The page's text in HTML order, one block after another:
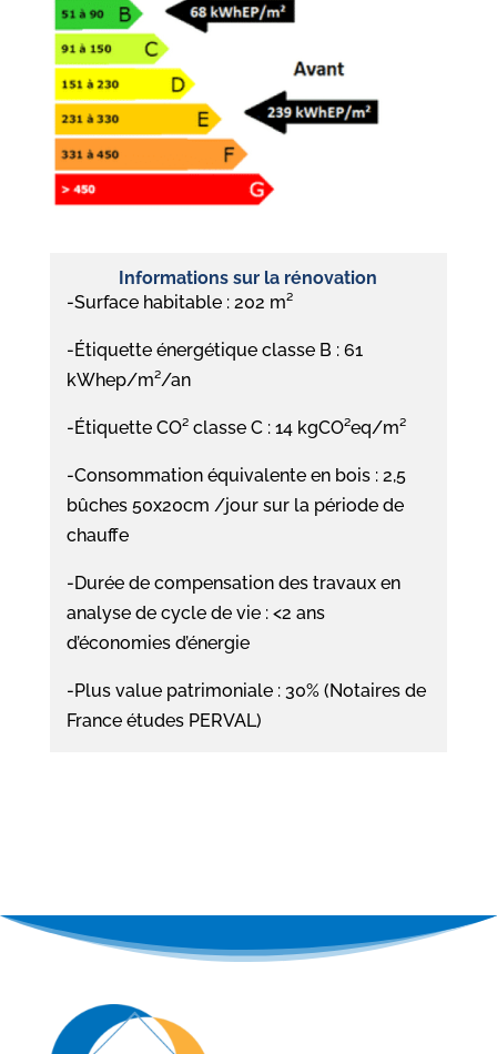
Informations sur la rénovation
-Surface habitable : 202 m²
-Étiquette énergétique classe B : 61
kWhep/m²/an
-Étiquette CO² classe C : 14 kgCO²eq/m²
-Consommation équivalente en bois : 2,5
bûches 50x20cm /jour sur la période de
chauffe
-Durée de compensation des travaux en
analyse de cycle de vie : <2 ans
d’économies d’énergie
-Plus value patrimoniale : 30% (Notaires de
France études PERVAL)